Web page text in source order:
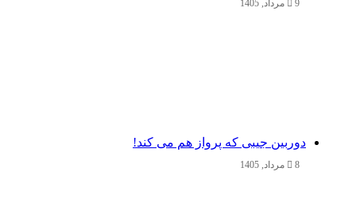
9 مرداد, 1405
دوربین جیبی که پرواز هم می‌ کند!
8 مرداد, 1405